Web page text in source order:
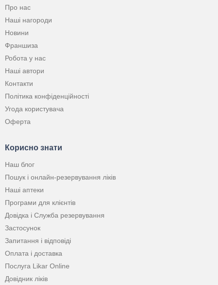
Про нас
Наші нагороди
Новини
Франшиза
Робота у нас
Наші автори
Контакти
Політика конфіденційності
Угода користувача
Оферта
Корисно знати
Наш блог
Пошук і онлайн-резервування ліків
Наші аптеки
Програми для клієнтів
Довідка і Служба резервування
Застосунок
Запитання і відповіді
Оплата і доставка
Послуга Likar Online
Довідник ліків